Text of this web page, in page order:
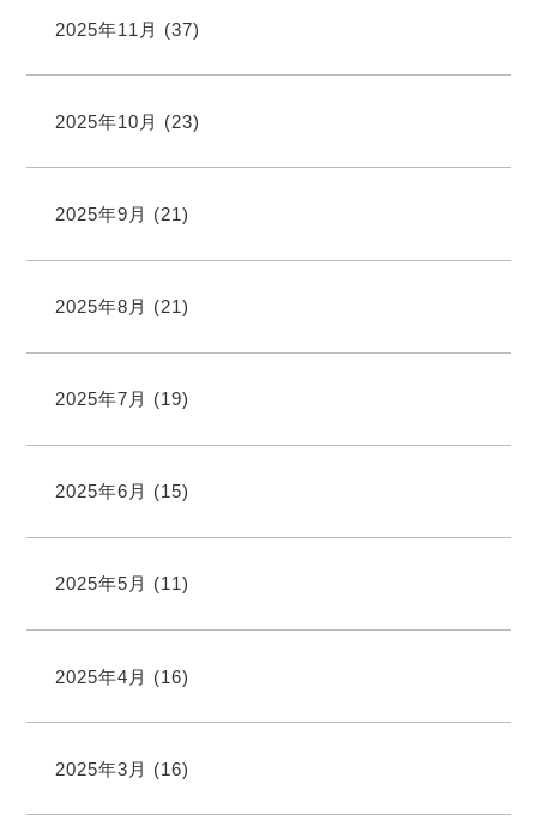
2025年11月 (37)
2025年10月 (23)
2025年9月 (21)
2025年8月 (21)
2025年7月 (19)
2025年6月 (15)
2025年5月 (11)
2025年4月 (16)
2025年3月 (16)